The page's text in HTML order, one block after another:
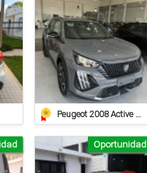
Peugeot 2008 Active 1.0 At
Oportunidad